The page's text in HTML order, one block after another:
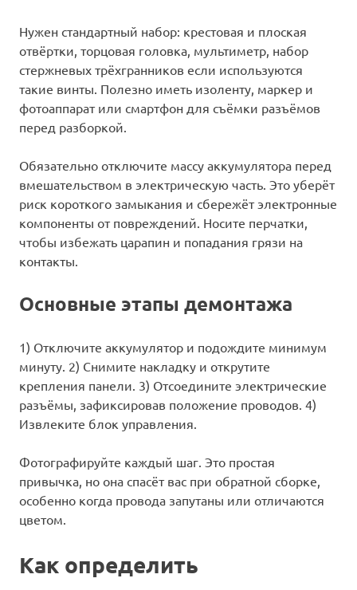
Нужен стандартный набор: крестовая и плоская
отвёртки, торцовая головка, мультиметр, набор
стержневых трёхгранников если используются
такие винты. Полезно иметь изоленту, маркер и
фотоаппарат или смартфон для съёмки разъёмов
перед разборкой.
Обязательно отключите массу аккумулятора перед
вмешательством в электрическую часть. Это уберёт
риск короткого замыкания и сбережёт электронные
компоненты от повреждений. Носите перчатки,
чтобы избежать царапин и попадания грязи на
контакты.
Основные этапы демонтажа
1) Отключите аккумулятор и подождите минимум
минуту. 2) Снимите накладку и открутите
крепления панели. 3) Отсоедините электрические
разъёмы, зафиксировав положение проводов. 4)
Извлеките блок управления.
Фотографируйте каждый шаг. Это простая
привычка, но она спасёт вас при обратной сборке,
особенно когда провода запутаны или отличаются
цветом.
Как определить